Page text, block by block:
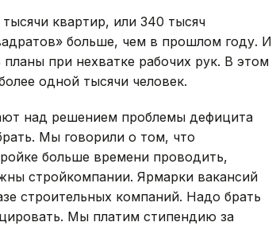
квартир, или 340 тысяч
больше, чем в прошлом году. И
при нехватке рабочих рук. В этом
одной тысячи человек.
над решением проблемы дефицита
Мы говорили о том, что
больше времени проводить,
стройкомпании. Ярмарки вакансий
строительных компаний. Надо брать
Мы платим стипендию за